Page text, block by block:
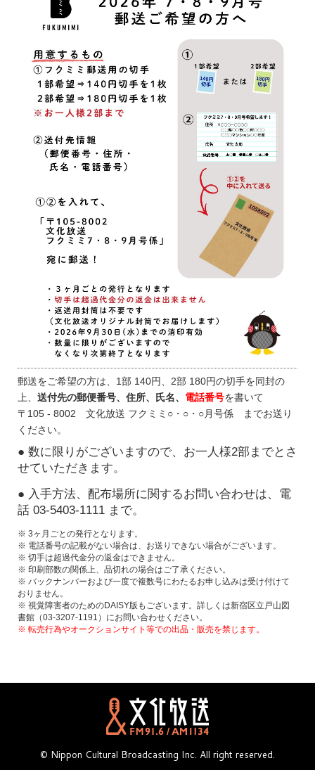
郵送をご希望の方は、1部 140円、2部 180円の切手を同封の
上、 送付先の郵便番号、住所、氏名、 電話番号を書いて
〒105 - 8002 文化放送 フクミミ○・○・○月号係 までお送り
ください。
● 数に限りがございますので、お一人様2部までとさ
せていただきます。
● 入手方法、配布場所に関するお問い合わせは、電
話 03-5403-1111 まで。
※ 3ヶ月ごとの発行となります。
※ 電話番号の記載がない場合は、お送りできない場合がございます。
※ 切手は超過代金分の返金はできません。
※ 印刷部数の関係上、品切れの場合はご了承ください。
※ バックナンバーおよび一度で複数号にわたるお申し込みは受け付けて
おりません。
※ 視覚障害者のためのDAISY版もございます。詳しくは新宿区立戸山図
書館（03-3207-1191）にお問い合わせください。
※ 転売行為やオークションサイト等での出品・販売を禁じます。
© Nippon Cultural Broadcasting Inc. All right reserved.